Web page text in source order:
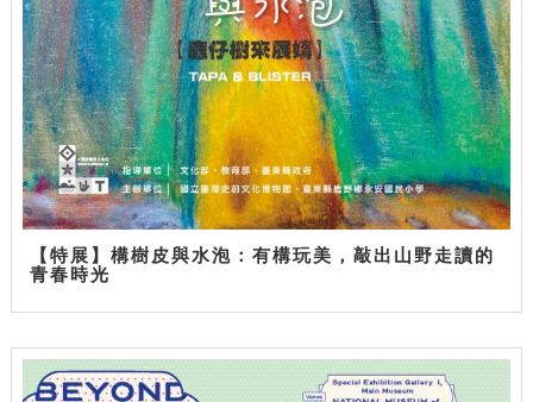
【特展】構樹皮與水泡：有構玩美，敲出山野走讀的
青春時光